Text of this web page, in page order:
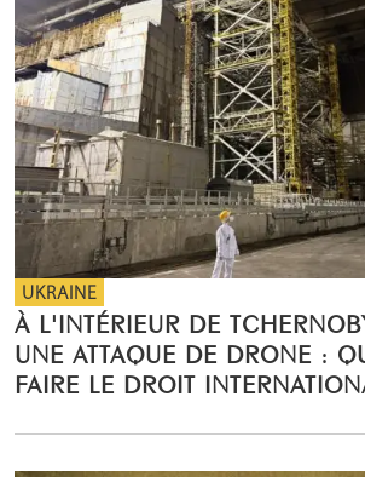
UKRAINE
À L'INTÉRIEUR DE
UNE ATTAQUE DE DRONE :
FAIRE LE DROIT